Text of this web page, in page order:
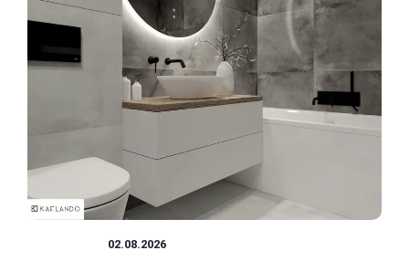
02.08.2026